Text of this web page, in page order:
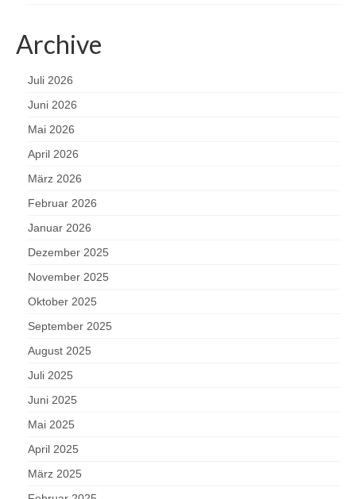
Archive
Juli 2026
Juni 2026
Mai 2026
April 2026
März 2026
Februar 2026
Januar 2026
Dezember 2025
November 2025
Oktober 2025
September 2025
August 2025
Juli 2025
Juni 2025
Mai 2025
April 2025
März 2025